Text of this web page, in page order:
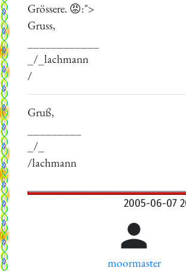
Grössere. 😡:">
Gruss,
_/_lachmann
/
Gruß,
_/_
/lachmann
2005-06-07

moormaster